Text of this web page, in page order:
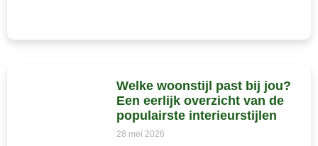
Welke woonstijl past bij jou?
Een eerlijk overzicht van de
populairste interieurstijlen
28 mei 2026